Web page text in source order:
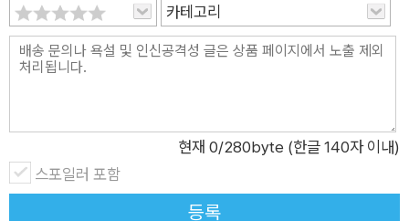
음이 한 뼘 더 성장하는 이야기 하기 싫은 양치를 겨우겨우 마친
뒤 이제야 나쁜 하루가 끝나나 싶었는데…… 아니었다. 발밑에서
들려오는 귀뚤귀뚤 소리에 아이는 화들짝 놀라 아빠 목에 꼭 매달
않는다. 침대에 누워 오늘은 온종일 엉망진창이었지만 완전히 망
친 것은 아니라고, 결국 하루는 저물기 마련이며 그것이 바로 나
쁜 하루 속 좋은 순간이라고 말하는 아이의 표정은 더없이 행복하
카테고리
현재 0/280byte (한글 140자 이내)
스포일러 포함
등록